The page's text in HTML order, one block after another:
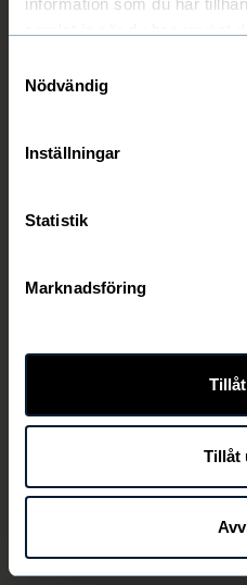
information som du har
Nödvändig
Inställningar
Statistik
Marknadsföring
Tillåt
Den här länken